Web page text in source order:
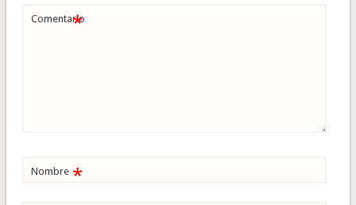
Comentario
*
Nombre *